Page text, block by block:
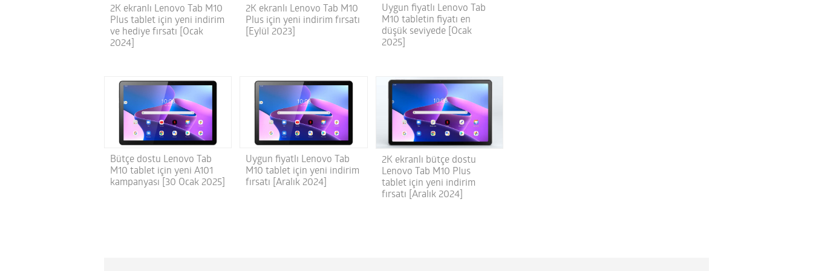
2K ekranlı Lenovo Tab M10
Plus tablet için yeni indirim
ve hediye fırsatı [Ocak
2024]
2K ekranlı Lenovo Tab M10
Plus için yeni indirim fırsatı
[Eylül 2023]
Uygun fiyatlı Lenovo Tab
M10 tabletin fiyatı en
düşük seviyede [Ocak
2025]
Bütçe dostu Lenovo Tab
M10 tablet için yeni A101
kampanyası [30 Ocak 2025]
Uygun fiyatlı Lenovo Tab
M10 tablet için yeni indirim
fırsatı [Aralık 2024]
2K ekranlı bütçe dostu
Lenovo Tab M10 Plus
tablet için yeni indirim
fırsatı [Aralık 2024]